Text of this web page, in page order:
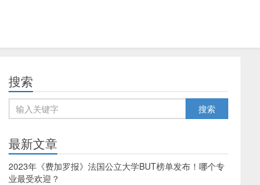
搜索
最新文章
2023年《费加罗报》法国公立大学BUT榜单发布！哪个专
业最受欢迎？